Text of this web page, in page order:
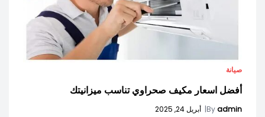
صيانة
أفضل اسعار مكيف صحراوي تناسب ميزانيتك
Byadmin
| أبريل 24, 2025